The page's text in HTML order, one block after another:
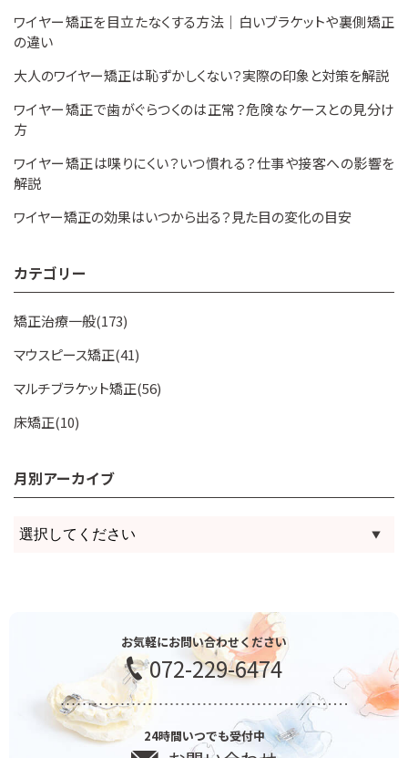
ワイヤー矯正を目立たなくする方法｜白いブラケットや裏側矯正
の違い
大人のワイヤー矯正は恥ずかしくない？実際の印象と対策を解説
ワイヤー矯正で歯がぐらつくのは正常？危険なケースとの見分け
方
ワイヤー矯正は喋りにくい？いつ慣れる？仕事や接客への影響を
解説
ワイヤー矯正の効果はいつから出る？見た目の変化の目安
カテゴリー
矯正治療一般(173)
マウスピース矯正(41)
マルチブラケット矯正(56)
床矯正(10)
月別アーカイブ
お気軽にお問い合わせください
072-229-6474
24時間いつでも受付中